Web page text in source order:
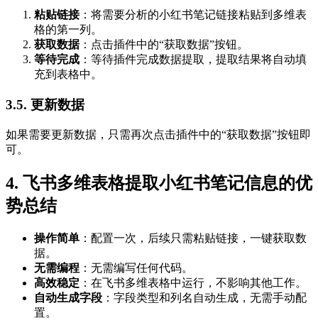
粘贴链接：将需要分析的小红书笔记链接粘贴到多维表
格的第一列。
获取数据：点击插件中的“获取数据”按钮。
等待完成 ：等待插件完成数据提取，提取结果将自动填
充到表格中。
3.5. 更新数据
如果需要更新数据，只需再次点击插件中的“获取数据”按钮即
可。
4. 飞书多维表格提取小红书笔记信息的优
势总结
操作简单 ：配置一次，后续只需粘贴链接，一键获取数
据。
无需编程 ：无需编写任何代码。
高效稳定 ：在飞书多维表格中运行，不影响其他工作。
自动生成字段 ：字段类型和列名自动生成，无需手动配
置。